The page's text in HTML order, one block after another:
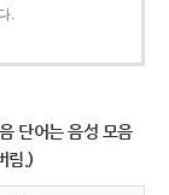
.
단어는 음성 모음
림.)